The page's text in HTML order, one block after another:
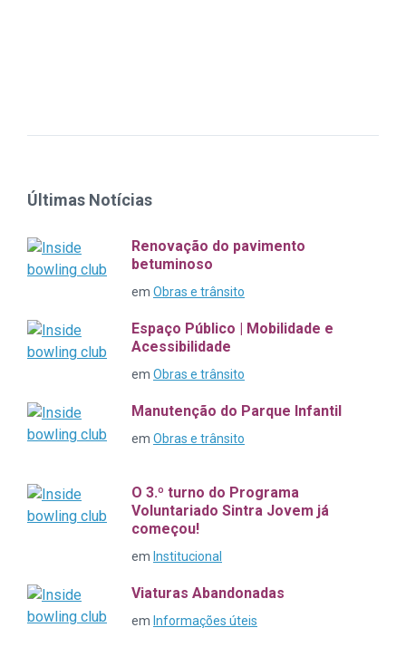
Últimas Notícias
Renovação do pavimento
betuminoso
em Obras e trânsito
Espaço Público | Mobilidade e
Acessibilidade
em Obras e trânsito
Manutenção do Parque Infantil
em Obras e trânsito
O 3.º turno do Programa
Voluntariado Sintra Jovem já
começou!
em Institucional
Viaturas Abandonadas
em Informações úteis